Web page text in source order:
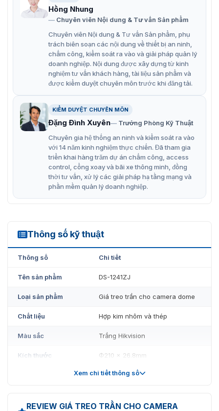
Hồng Nhung
Chuyên viên Nội dung & Tư vấn Sản phẩm
Chuyên viên Nội dung & Tư vấn Sản phẩm, phụ
trách biên soạn các nội dung về thiết bị an ninh,
chấm công, kiểm soát ra vào và giải pháp quản lý
doanh nghiệp. Nội dung được xây dựng từ kinh
nghiệm tư vấn khách hàng, tài liệu sản phẩm và
được kiểm duyệt chuyên môn trước khi đăng tải.
KIỂM DUYỆT CHUYÊN MÔN
Đặng Đình Xuyên
Trưởng Phòng Kỹ Thuật
Chuyên gia hệ thống an ninh và kiểm soát ra vào
với 14 năm kinh nghiệm thực chiến. Đã tham gia
triển khai hàng trăm dự án chấm công, access
control, cổng xoay và bãi xe thông minh, đồng
thời tư vấn, xử lý các giải pháp hạ tầng mạng và
phần mềm quản lý doanh nghiệp.
Thông số kỹ thuật
DS-1241ZJ
Thông số Chi tiết
Tên sản phẩm DS-1241ZJ
Loại sản phẩm Giá treo trần cho camera dome
Chất liệu Hợp kim nhôm và thép
Màu sắc Trắng Hikvision
Kích thước Φ210 × 26.8mm
260g
Xem chi tiết thông số
REVIEW GIÁ TREO TRẦN CHO CAMERA